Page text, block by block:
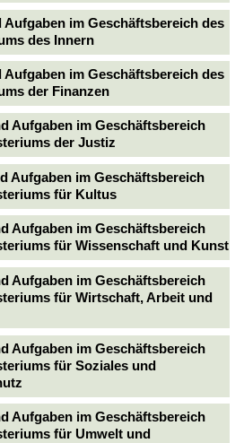
im Geschäftsbereich des
des Innern
im Geschäftsbereich des
der Finanzen
Aufgaben im Geschäftsbereich
der Justiz
Aufgaben im Geschäftsbereich
für Kultus
Aufgaben im Geschäftsbereich
für Wissenschaft und Kunst
Aufgaben im Geschäftsbereich
für Wirtschaft, Arbeit und
Aufgaben im Geschäftsbereich
für Soziales und
Aufgaben im Geschäftsbereich
für Umwelt und